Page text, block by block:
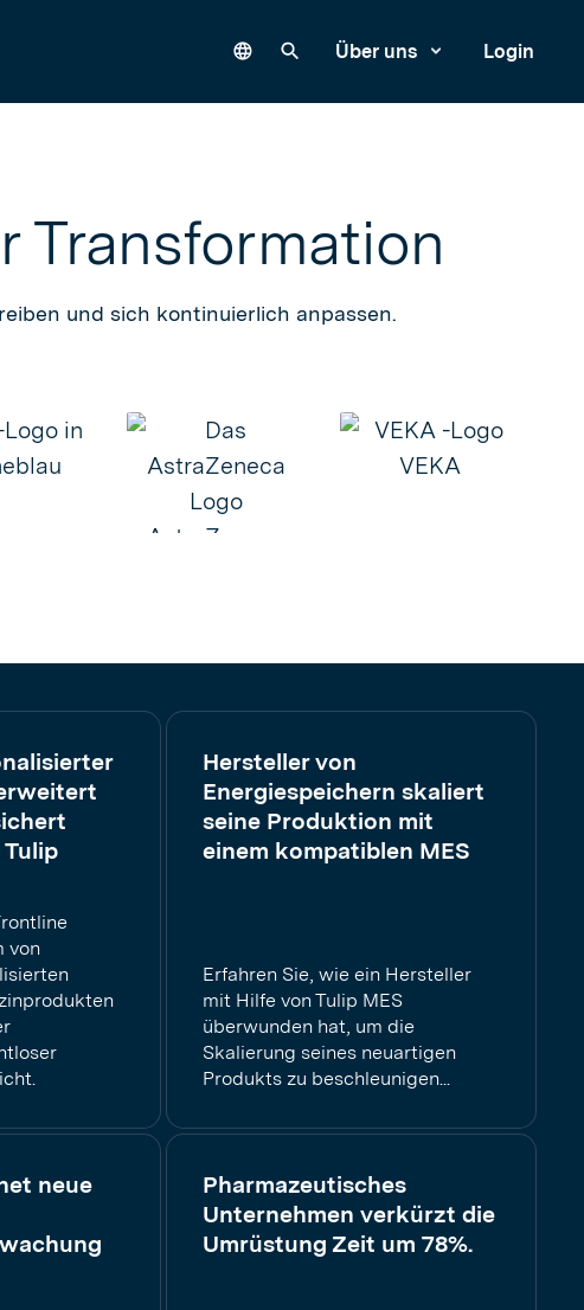
LanguageUnsere Website durchsuchen
Über uns Login
Transformation
und sich kontinuierlich anpassen.
von
Hersteller von
Energiespeichern skaliert
seine Produktion mit
einem kompatiblen MES
Erfahren Sie, wie ein Hersteller
mit Hilfe von Tulip MES
überwunden hat, um die
Skalierung seines neuartigen
Produkts zu beschleunigen...
neue
Pharmazeutisches
Unternehmen verkürzt die
Umrüstung Zeit um 78%.